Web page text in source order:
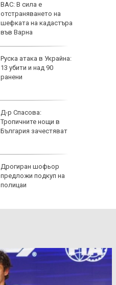
ВАС: В сила е
отстраняването на
шефката на кадастъра
във Варна
Руска атака в Украйна:
13 убити и над 90
ранени
Д-р Спасова:
Тропичните нощи в
България зачестяват
Дрогиран шофьор
предложи подкуп на
полицаи